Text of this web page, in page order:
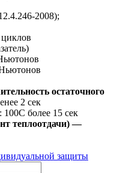
2008);
остаточного
2 сек
: 100С более 15 сек
теплоотдачи) —
защиты